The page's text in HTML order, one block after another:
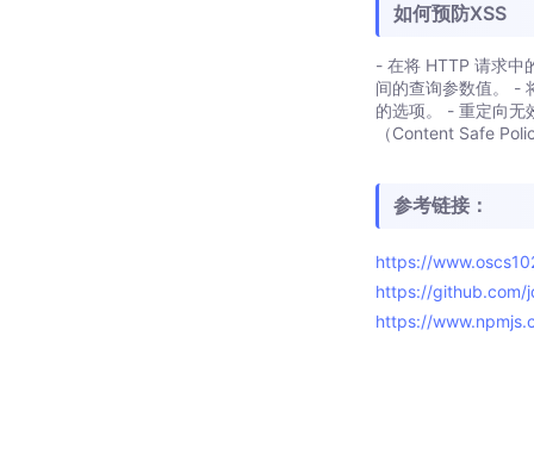
如何预防XSS
- 在将 HTTP 请求中
间的查询参数值。 -
的选项。 - 重定向无
（Content Safe
参考链接：
https://
https://github.com/
https://